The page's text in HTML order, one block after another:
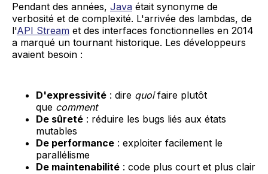
Pendant des années, Java était synonyme de
verbosité et de complexité. L'arrivée des lambdas, de
l'API Stream et des interfaces fonctionnelles en 2014
a marqué un tournant historique. Les développeurs
avaient besoin :
D'expressivité : dire quoifaire plutôt
que comment
De sûreté : réduire les bugs liés aux états
mutables
De performance : exploiter facilement le
parallélisme
De maintenabilité : code plus court et plus clair